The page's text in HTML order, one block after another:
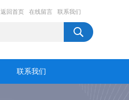
返回首页 在线留言 联系我们
联系我们